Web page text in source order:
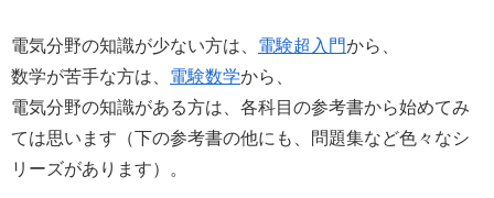
電気分野の知識が少ない方は、 電験超入門から、
数学が苦手な方は、 電験数学から、
電気分野の知識がある方は、各科目の参考書から始めてみ
ては思います（下の参考書の他にも、問題集など色々なシ
リーズがあります）。